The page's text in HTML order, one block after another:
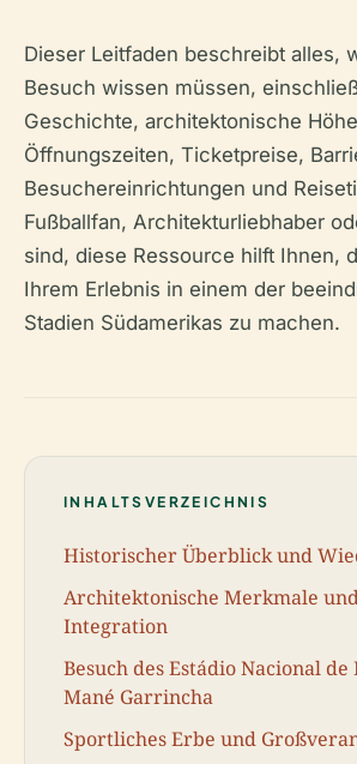
Dieser Leitfaden beschreibt alles,
Besuch wissen müssen,
Geschichte, architektonische
Öffnungszeiten, Ticketpreise,
Besuchereinrichtungen und
Fußballfan, Architekturliebhaber
sind, diese Ressource hilft Ihnen,
Ihrem Erlebnis in einem der
Stadien Südamerikas zu machen.
INHALTSVERZEICHNIS
Historischer Überblick und
Architektonische Merkmale
Integration
Besuch des Estádio Nacional
Mané Garrincha
Sportliches Erbe und